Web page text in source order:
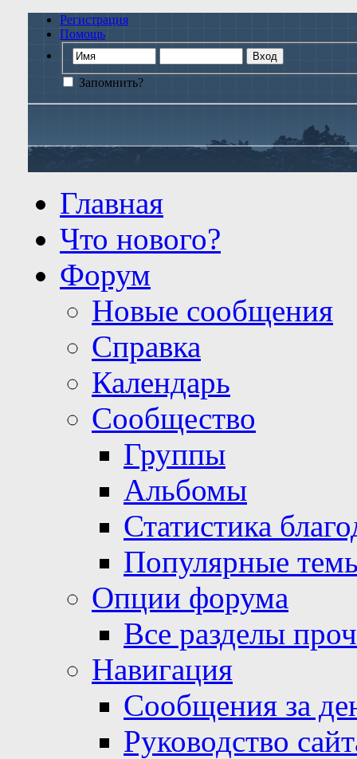
Регистрация
Помощь
Запомнить?
Главная
Что нового?
Форум
Новые сообщения
Справка
Календарь
Сообщество
Группы
Альбомы
Статистика
Популярные
Опции форума
Все разделы
Навигация
Сообщения за
Руководство